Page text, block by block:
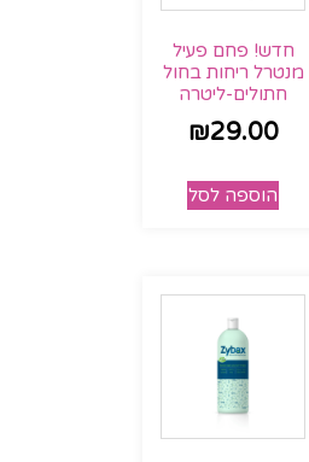
חדש! פחם פעיל
מנטרל ריחות בחול
חתולים-ליטרה
₪29.00
הוספה לסל